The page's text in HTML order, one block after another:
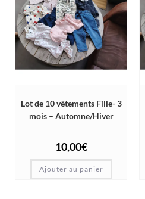
Lot de 10 vêtements Fille- 3
mois – Automne/Hiver
10,00€
Ajouter au panier